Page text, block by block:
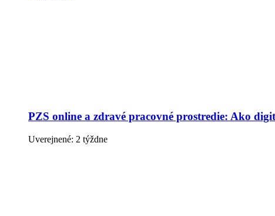
PZS online a zdravé pracovné prostredie: Ako
Uverejnené: 2 týždne